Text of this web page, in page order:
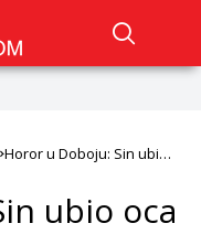
Horor u Doboju: Sin ubio
ubio oca